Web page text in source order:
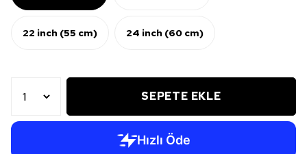
22 inch (55 cm) 24 inch (60 cm)
SEPETE EKLE